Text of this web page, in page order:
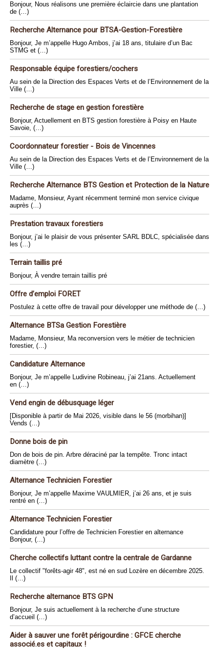
Bonjour, Nous réalisons une première éclaircie dans une plantation
de (…)
Recherche Alternance pour BTSA-Gestion-Forestière
Bonjour, Je m’appelle Hugo Ambos, j’ai 18 ans, titulaire d’un Bac
STMG et (…)
Responsable équipe forestiers/cochers
Au sein de la Direction des Espaces Verts et de l’Environnement de la
Ville (…)
Recherche de stage en gestion forestière
Bonjour, Actuellement en BTS gestion forestière à Poisy en Haute
Savoie, (…)
Coordonnateur forestier - Bois de Vincennes
Au sein de la Direction des Espaces Verts et de l’Environnement de la
Ville (…)
Recherche Alternance BTS Gestion et Protection de la Nature
Madame, Monsieur, Ayant récemment terminé mon service civique
auprès (…)
Prestation travaux forestiers
Bonjour, j’ai le plaisir de vous présenter SARL BDLC, spécialisée dans
les (…)
Terrain taillis pré
Bonjour, À vendre terrain taillis pré
Offre d’emploi FORET
Postulez à cette offre de travail pour développer une méthode de (…)
Alternance BTSa Gestion Forestière
Madame, Monsieur, Ma reconversion vers le métier de technicien
forestier, (…)
Candidature Alternance
Bonjour, Je m’appelle Ludivine Robineau, j’ai 21ans. Actuellement
en (…)
Vend engin de débusquage léger
[Disponible à partir de Mai 2026, visible dans le 56 (morbihan)]
Vends (…)
Donne bois de pin
Don de bois de pin. Arbre déraciné par la tempête. Tronc intact
diamètre (…)
Alternance Technicien Forestier
Bonjour, Je m’appelle Maxime VAULMIER, j’ai 26 ans, et je suis
rentré en (…)
Alternance Technicien Forestier
Candidature pour l’offre de Technicien Forestier en alternance
Bonjour, (…)
Cherche collectifs luttant contre la centrale de Gardanne
Le collectif "forêts-agir 48", est né en sud Lozère en décembre 2025.
Il (…)
Recherche alternance BTS GPN
Bonjour, Je suis actuellement à la recherche d’une structure
d’accueil (…)
Aider à sauver une forêt périgourdine : GFCE cherche
associé.es et capitaux !